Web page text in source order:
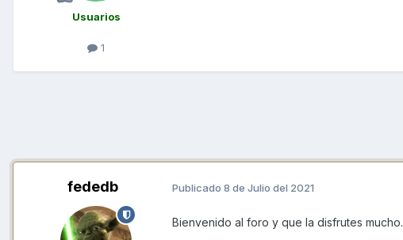
Usuarios
1
fededb Publicado 8 de Julio del 2021
Bienvenido al foro y que la disfrutes mucho.